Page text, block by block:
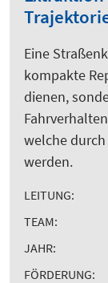
Eine
kompakte
dienen,
welche
werden.
LEITUNG:
TEAM:
JAHR:
FÖRDERUNG: